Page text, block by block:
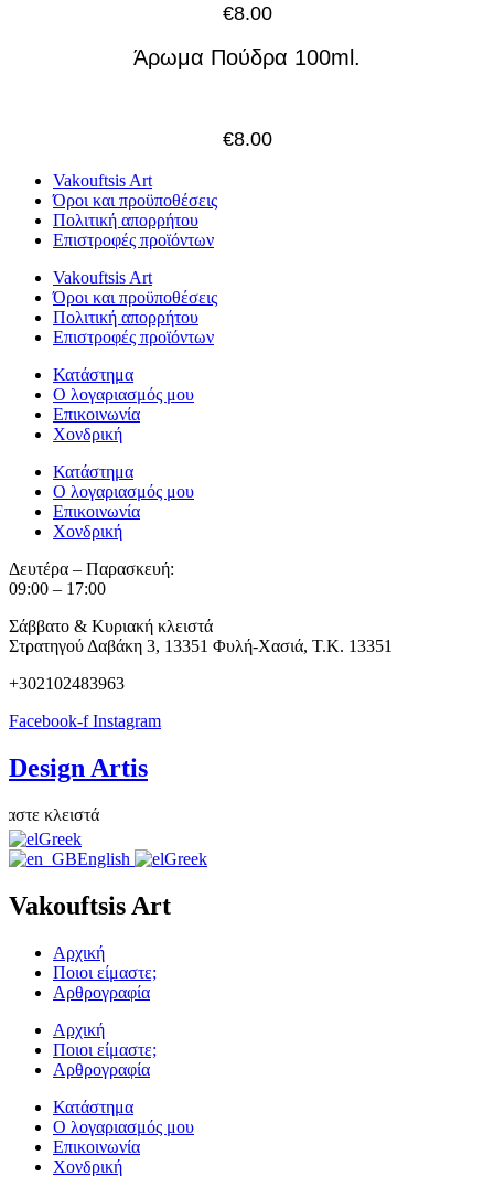
€8.00
Άρωμα Πούδρα 100ml.
€8.00
Vakouftsis Art
Όροι και προϋποθέσεις
Πολιτική απορρήτου
Επιστροφές προϊόντων
Vakouftsis Art
Όροι και προϋποθέσεις
Πολιτική απορρήτου
Επιστροφές προϊόντων
Κατάστημα
Ο λογαριασμός μου
Επικοινωνία
Χονδρική
Κατάστημα
Ο λογαριασμός μου
Επικοινωνία
Χονδρική
Δευτέρα – Παρασκευή:
09:00 – 17:00
Σάββατο & Κυριακή κλειστά
Στρατηγού Δαβάκη 3, 13351 Φυλή-Χασιά, Τ.Κ. 13351
+302102483963
Facebook-f Instagram
Design Artis
κλειστά
Greek
English
Greek
Vakouftsis Art
Αρχική
Ποιοι είμαστε;
Αρθρογραφία
Αρχική
Ποιοι είμαστε;
Αρθρογραφία
Κατάστημα
Ο λογαριασμός μου
Επικοινωνία
Χονδρική